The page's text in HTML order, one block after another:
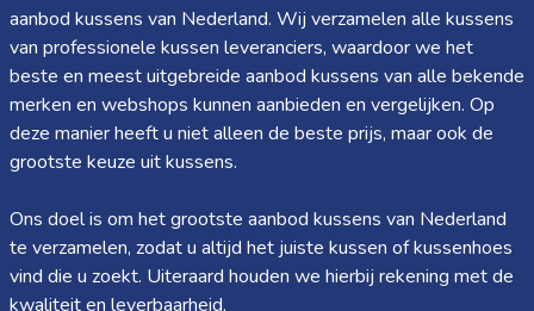
aanbod kussens van Nederland. Wij verzamelen alle kussens
van professionele kussen leveranciers, waardoor we het
beste en meest uitgebreide aanbod kussens van alle bekende
merken en webshops kunnen aanbieden en vergelijken. Op
deze manier heeft u niet alleen de beste prijs, maar ook de
grootste keuze uit kussens.
Ons doel is om het grootste aanbod kussens van Nederland
te verzamelen, zodat u altijd het juiste kussen of kussenhoes
vind die u zoekt. Uiteraard houden we hierbij rekening met de
kwaliteit en leverbaarheid.